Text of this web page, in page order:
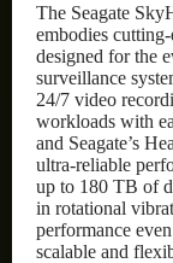
The Seagate
embodies
designed for the
surveillance
24/7 video
workloads with
and Seagate’s
ultra-reliable
up to 180 TB of
in rotational
performance
scalable and